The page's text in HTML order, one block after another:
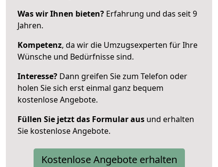
Was wir Ihnen bieten? Erfahrung und das seit 9
Jahren.
Kompetenz, da wir die Umzugsexperten für Ihre
Wünsche und Bedürfnisse sind.
Interesse? Dann greifen Sie zum Telefon oder
holen Sie sich erst einmal ganz bequem
kostenlose Angebote.
Füllen Sie jetzt das Formular aus und erhalten
Sie kostenlose Angebote.
Kostenlose Angebote erhalten